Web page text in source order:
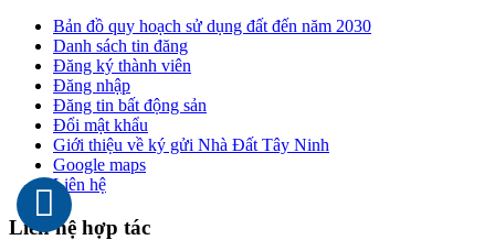
Bản đồ quy hoạch sử dụng đất đến năm 2030
Danh sách tin đăng
Đăng ký thành viên
Đăng nhập
Đăng tin bất động sản
Đổi mật khẩu
Giới thiệu về ký gửi Nhà Đất Tây Ninh
Google maps
Liên hệ
Liên hệ hợp tác